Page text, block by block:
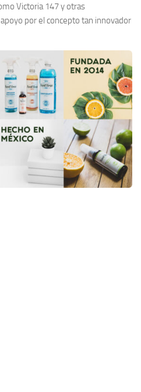
Victoria 147 y otras
por el concepto tan innovador